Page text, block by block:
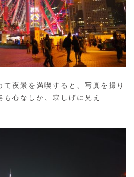
夜景を満喫すると、写真を撮り
心なしか、寂しげに見え